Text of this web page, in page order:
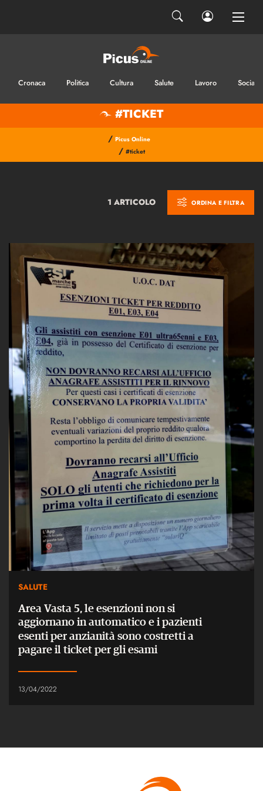
Cronaca Politica Cultura Salute Lavoro Sociale
#TICKET
/ Picus Online
/ #ticket
1 ARTICOLO ORDINA E FILTRA
SALUTE
Area Vasta 5, le esenzioni non si
aggiornano in automatico e i pazienti
esenti per anzianità sono costretti a
pagare il ticket per gli esami
13/04/2022